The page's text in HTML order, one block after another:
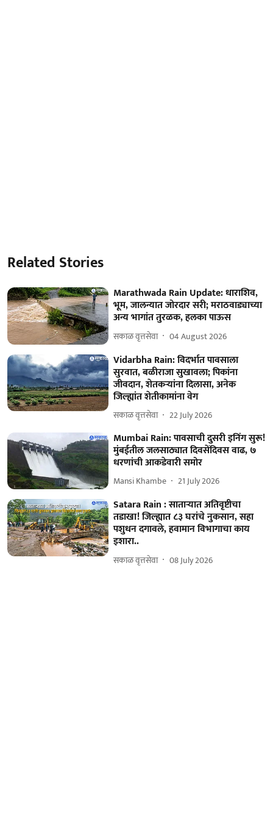
Related Stories
Marathwada Rain Update: धाराशिव,
भूम, जालन्यात जोरदार सरी; मराठवाड्याच्या
अन्य भागांत तुरळक, हलका पाऊस
सकाळ वृत्तसेवा 04 August 2026
Vidarbha Rain: विदर्भात पावसाला
सुरवात, बळीराजा सुखावला; पिकांना
जीवदान, शेतकऱ्यांना दिलासा, अनेक
जिल्ह्यांत शेतीकामांना वेग
सकाळ वृत्तसेवा 22 July 2026
Mumbai Rain: पावसाची दुसरी इनिंग सुरू!
मुंबईतील जलसाठ्यात दिवसेंदिवस वाढ, ७
धरणांची आकडेवारी समोर
Mansi Khambe 21 July 2026
Satara Rain : साताऱ्यात अतिवृष्टीचा
तडाखा! जिल्ह्यात ८३ घरांचे नुकसान, सहा
पशुधन दगावले, हवामान विभागाचा काय
इशारा..
सकाळ वृत्तसेवा 08 July 2026